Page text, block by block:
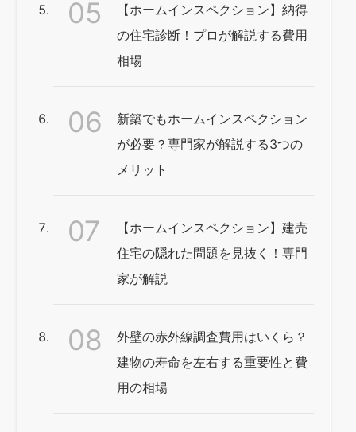
【ホームインスペクション】納得
の住宅診断！プロが解説する費用
相場
新築でもホームインスペクション
が必要？専門家が解説する3つの
メリット
【ホームインスペクション】建売
住宅の隠れた問題を見抜く！専門
家が解説
外壁の赤外線調査費用はいくら？
建物の寿命を左右する重要性と費
用の相場